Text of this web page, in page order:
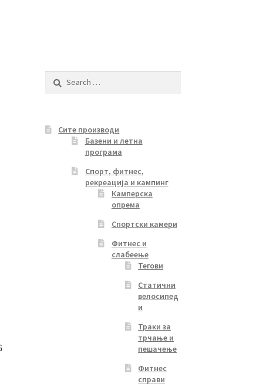
Search
Сите производи
Базени и летна
програма
Спорт, фитнес,
рекреација и кампинг
Камперска
опрема
Спортски камери
Фитнес и
слабеење
Тегови
Статични
велосипед
и
Траки за
трчање и
пешачење
Фитнес
справи